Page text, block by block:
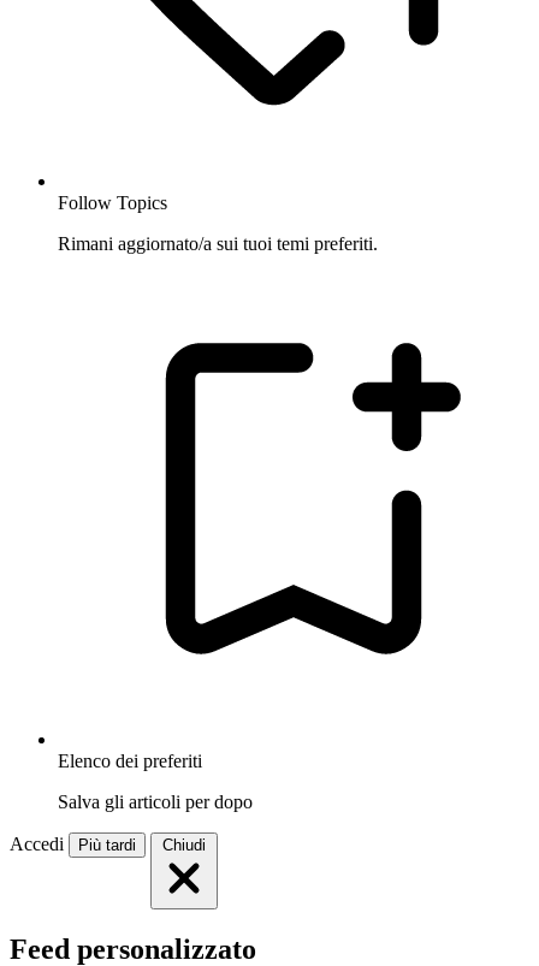
Follow Topics
Rimani aggiornato/a sui tuoi temi preferiti.
Elenco dei preferiti
Salva gli articoli per dopo
Accedi Più tardi Chiudi
Feed personalizzato